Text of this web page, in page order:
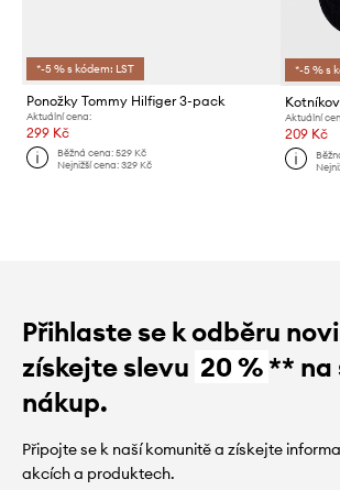
*-5 % s kódem: LST
Ponožky Tommy Hilfiger 3-pack
Aktuální cena:
299 Kč
Běžná cena:529 Kč
Nejnižší cena:329 Kč
*-5 % s
Aktuální
209 Kč
Přihlaste se k odběru
získejte slevu 20 %** na
nákup.
Připojte se k naší komunitě a získejte
akcích a produktech.